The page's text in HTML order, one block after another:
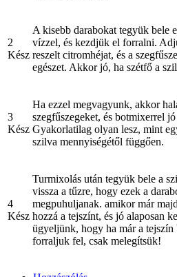
2
Kész
A kisebb darabokat tegyük bele
vízzel, és kezdjük el forralni.
reszelt citromhéjat, és a
egészet. Akkor jó, ha szétfő a
3
Kész
Ha ezzel megvagyunk, akkor
szegfűszegeket, és botmixerrel
Gyakorlatilag olyan lesz, mint
szilva mennyiségétől függően.
4
Kész
Turmixolás után tegyük bele a
vissza a tűzre, hogy ezek a
megpuhuljanak. amikor már
hozzá a tejszínt, és jó alaposan
ügyeljünk, hogy ha már a tejszín
forraljuk fel, csak melegítsük!